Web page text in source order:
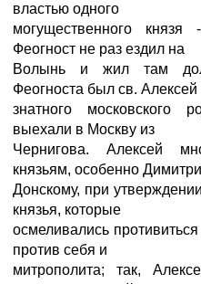
властью одного
могущественного
Феогност не раз ездил на
Волынь и жил там
Феогноста был св. Алексей
знатного московского
выехали в Москву из
Чернигова. Алексей
князьям, особенно
Донскому, при
князья, которые
осмеливались
против себя и
митрополита; так,